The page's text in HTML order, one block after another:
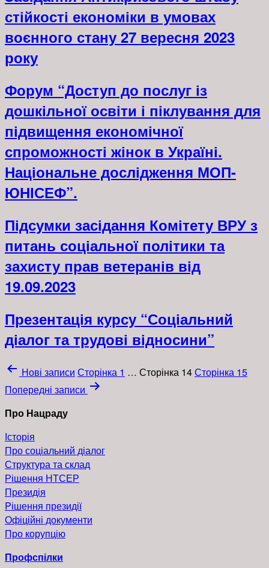
стійкості економіки в умовах
воєнного стану 27 вересня 2023
року
Форум “Доступ до послуг із
дошкільної освіти і піклування для
підвищення економічної
спроможності жінок в Україні.
Національне дослідження МОП-
ЮНІСЕФ”.
Підсумки засідання Комітету ВРУ з
питань соціальної політики та
захисту прав ветеранів від
19.09.2023
Презентація курсу “Соціальний
діалог та трудові відносини”
Навігація
записів
Нові записи Сторінка 1 … Сторінка 14Сторінка 15
Попередні записи
Про Нацраду
Історія
Про соціальний діалог
Структура та склад
Рішення НТСЕР
Президія
Pішення президії
Офіційні документи
Про корупцію
Профспілки